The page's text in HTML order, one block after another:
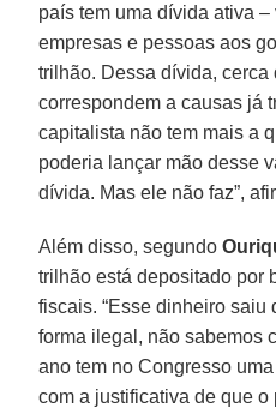
país tem uma dívida ativa
empresas e pessoas aos
trilhão. Dessa dívida,
correspondem a causas já
capitalista não tem mais a
poderia lançar mão desse
dívida. Mas ele não faz”,
Além disso, segundo
trilhão está depositado por
fiscais. “Esse dinheiro saiu
forma ilegal, não sabemos
ano tem no Congresso
com a justificativa de que